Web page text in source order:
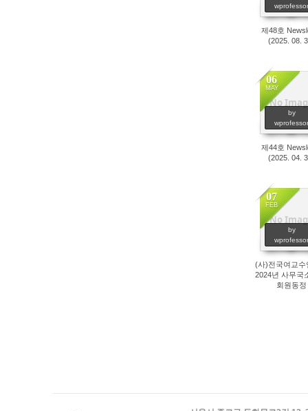
wprofessor
제48호
(2025. 08.
No
06
MAY
by
wprofessor
581
제44호
(2025. 04.
No
07
FEB
by
wprofessor
1168
(사)전국여교수
2024년 사무국
회원동정